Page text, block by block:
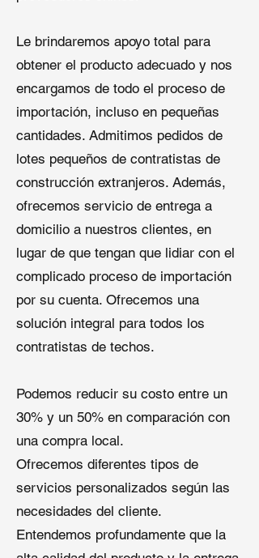
y mejor rendimiento contra el viento.
Aplicaciones: zonas de vientos
fuertes, techos de acceso para
industriales exigentes.
Por qué Nuestro Techado de EPDM
es el Más Barato — Sin Sacrificar
A diferencia de los comerciantes,
Qingdao Shuangshi controla toda la
cadena de producción. No bajamos
innecesarios.
Goma EPDM Directamente con
Precios directos de fábrica: sin
intermediarios, de la fábrica
construcción, eliminando costos
de corredores y almacenamiento.
Margen de ganancia controlado –
Aprende de la experiencia
Le brindaremos apoyo total para
obtener el producto adecuado y nos
encargamos de todo el proceso de
importación, incluso en pequeñas
cantidades. Admitimos pedidos de
lotes pequeños de contratistas de
construcción extranjeros. Además,
ofrecemos servicio de entrega a
domicilio a nuestros clientes, en
lugar de que tengan que lidiar con el
complicado proceso de importación
por su cuenta. Ofrecemos una
solución integral para todos los
contratistas de techos.
Podemos reducir su costo entre un
30% y un 50% en comparación con
una compra local.
Ofrecemos diferentes tipos de
servicios personalizados según las
necesidades del cliente.
Entendemos profundamente que la